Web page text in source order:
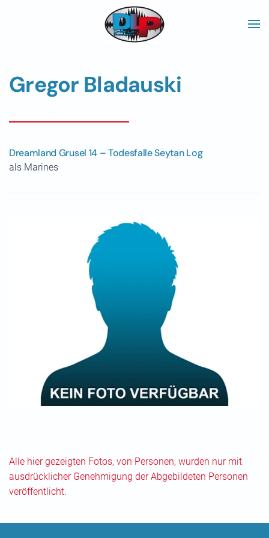
Skip to main content
Gregor Bladauski
Dreamland Grusel 14 – Todesfalle Seytan Log
als Marines
Alle hier gezeigten Fotos, von Personen, wurden nur mit
ausdrücklicher Genehmigung der Abgebildeten Personen
veröffentlicht.